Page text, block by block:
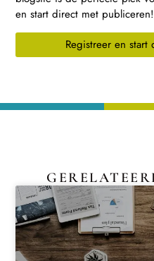
en start direct met publiceren!
Registreer en